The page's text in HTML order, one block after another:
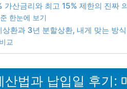
산금리와 최고 15% 제한의 진짜
한눈에 보기
환과 3년 분할상환, 내게 맞는 방
교
법과 납입일 후기: